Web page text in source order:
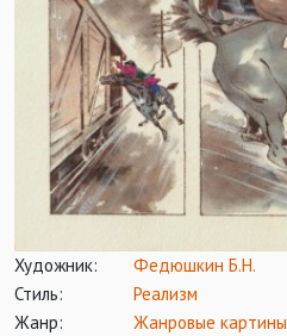
Художник:
Федюшкин Б.Н.
Стиль:
Реализм
Жанр:
Жанровые картины